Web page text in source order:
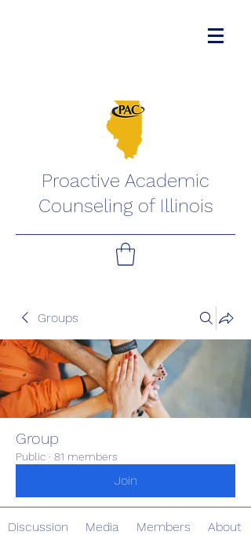
Proactive Academic
Counseling of Illinois
Groups
Group
Public · 81 members
Join
Discussion Media Members About